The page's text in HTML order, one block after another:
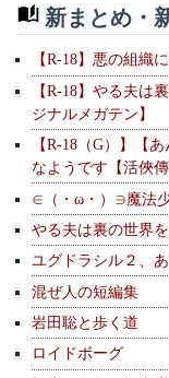
新まとめ・
【R-18】悪の組織
【R-18】やる夫は
ジナルメガテン】
【R-18（G）】【
なようです【活俠傳
∈（・ω・）∋魔法
やる夫は裏の世界
ユグドラシル２、
混ぜ人の短編集
岩田聡と歩く道
ロイドボーグ